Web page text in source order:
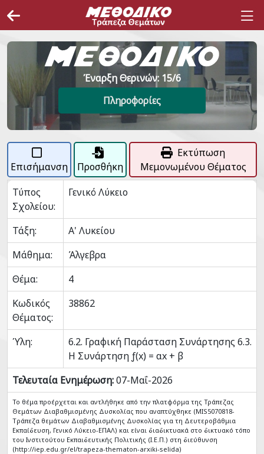
Έναρξη Θερινών: 15/6
Πληροφορίες
Επισήμανση Προσθήκη
Εκτύπωση
Μεμονωμένου Θέματος
Τύπος
Σχολείου:
Γενικό Λύκειο
Τάξη:
Α' Λυκείου
Μάθημα:
Άλγεβρα
Θέμα:
4
Κωδικός
Θέματος:
38862
Ύλη:
6.2. Γραφική Παράσταση Συνάρτησης 6.3.
Η Συνάρτηση ƒ(x) = αx + β
Τελευταία Ενημέρωση:07-Μαΐ-2026
Το θέμα προέρχεται και αντλήθηκε από την πλατφόρμα της Τράπεζας
Θεμάτων Διαβαθμισμένης Δυσκολίας που αναπτύχθηκε (MIS5070818-
Tράπεζα θεμάτων Διαβαθμισμένης Δυσκολίας για τη Δευτεροβάθμια
Εκπαίδευση, Γενικό Λύκειο-ΕΠΑΛ) και είναι διαδικτυακά στο δικτυακό τόπο
του Ινστιτούτου Εκπαιδευτικής Πολιτικής (Ι.Ε.Π.) στη διεύθυνση
(http://iep.edu.gr/el/trapeza-thematon-arxiki-selida)